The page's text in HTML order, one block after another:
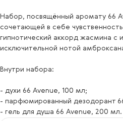
Набор, посвящённый аромату 66
сочетающей в себе
гипнотический аккорд жасмина с
исключительной нотой
Внутри набора:
- духи 66 Avenue, 100 мл;
- парфюмированный дезодорант
- гель для душа 66 Avenue, 200 мл.